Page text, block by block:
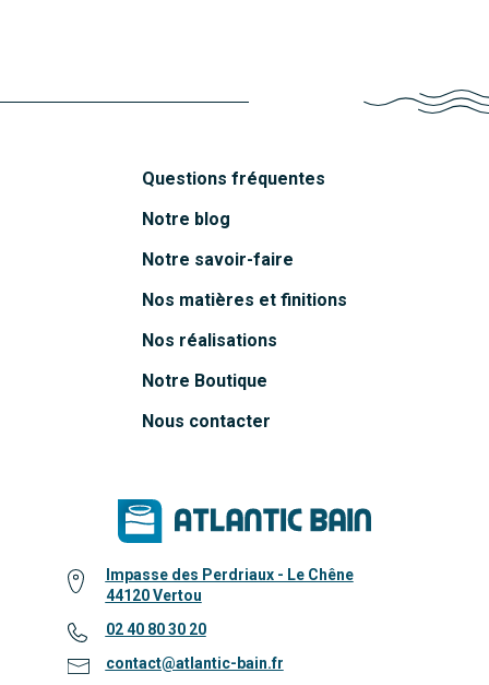
Questions fréquentes
Notre blog
Notre savoir-faire
Nos matières et finitions
Nos réalisations
Notre Boutique
Nous contacter
Impasse des Perdriaux - Le Chêne
44120 Vertou
02 40 80 30 20
contact@atlantic-bain.fr